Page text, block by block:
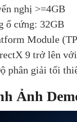
nghị >=4GB
ổ cứng: 32GB
Module
9 trở lên
phân giải tối
Ảnh